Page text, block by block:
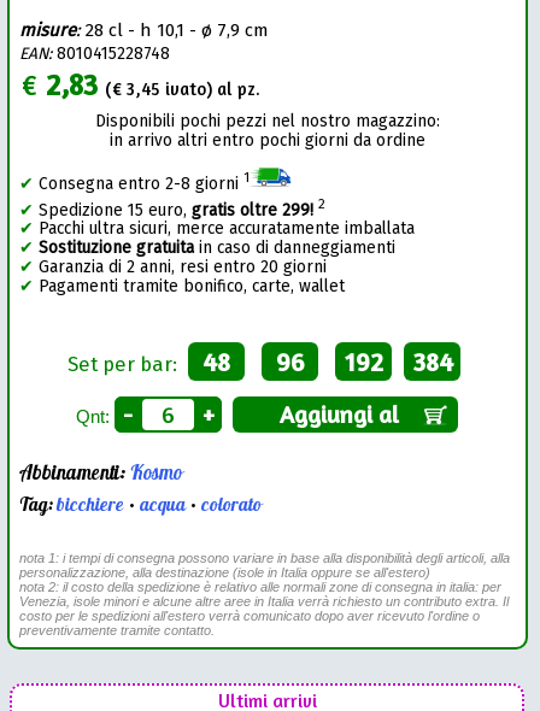
misure:28 cl - h 10,1 - ø 7,9 cm
EAN:8010415228748
€ 2,83 (€3,45 ivato) al pz.
Disponibili pochi pezzi nel nostro magazzino:
in arrivo altri entro pochi giorni da ordine
✔ Consegna entro 2-8 giorni 1
✔ Spedizione 15 euro,gratis oltre 299! 2
✔ Pacchi ultra sicuri, merce accuratamente imballata
✔ Sostituzione gratuitain caso di danneggiamenti
✔ Garanzia di 2 anni, resi entro 20 giorni
✔ Pagamenti tramite bonifico, carte, wallet
Set per bar: 48 96 192 384
Qnt: - + Aggiungi al
Abbinamenti:Kosmo
Tag:bicchiere •acqua•colorato
nota 1: i tempi di consegna possono variare in base alla disponibilità degli articoli, alla
personalizzazione, alla destinazione (isole in Italia oppure se all'estero)
nota 2: il costo della spedizione è relativo alle normali zone di consegna in italia: per
Venezia, isole minori e alcune altre aree in Italia verrà richiesto un contributo extra. Il
costo per le spedizioni all'estero verrà comunicato dopo aver ricevuto l'ordine o
preventivamente tramite contatto.
Ultimi arrivi